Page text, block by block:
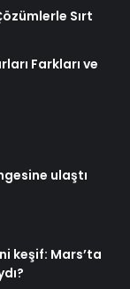
Sırt
Farkları ve
ulaştı
keşif: Mars’ta